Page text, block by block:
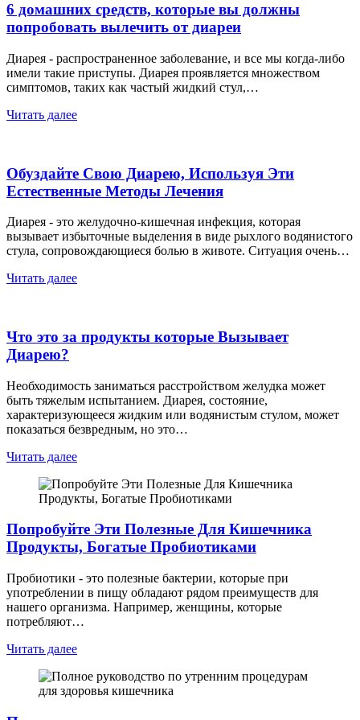
6 домашних средств, которые вы должны
попробовать вылечить от диареи
Диарея - распространенное заболевание, и все мы когда-либо
имели такие приступы. Диарея проявляется множеством
симптомов, таких как частый жидкий стул,…
Читать далее
Обуздайте Свою Диарею, Используя Эти
Естественные Методы Лечения
Диарея - это желудочно-кишечная инфекция, которая
вызывает избыточные выделения в виде рыхлого водянистого
стула, сопровождающиеся болью в животе. Ситуация очень…
Читать далее
Что это за продукты которые Вызывает
Диарею?
Необходимость заниматься расстройством желудка может
быть тяжелым испытанием. Диарея, состояние,
характеризующееся жидким или водянистым стулом, может
показаться безвредным, но это…
Читать далее
Попробуйте Эти Полезные Для Кишечника
Продукты, Богатые Пробиотиками
Пробиотики - это полезные бактерии, которые при
употреблении в пищу обладают рядом преимуществ для
нашего организма. Например, женщины, которые
потребляют…
Читать далее